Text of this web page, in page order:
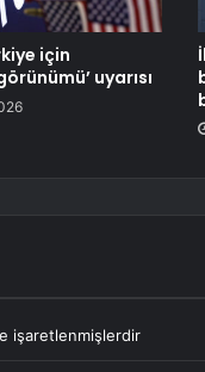
için
uyarısı
işaretlenmişlerdir